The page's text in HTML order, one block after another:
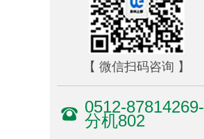
【 微信扫码咨询 】
0512-87814269-
分机802